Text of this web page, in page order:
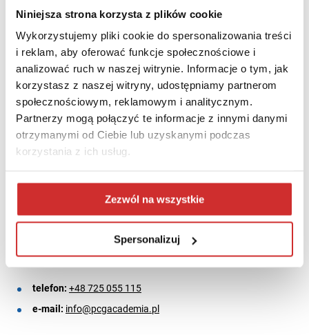
Niniejsza strona korzysta z plików cookie
Wykorzystujemy pliki cookie do spersonalizowania treści
i reklam, aby oferować funkcje społecznościowe i
analizować ruch w naszej witrynie. Informacje o tym, jak
korzystasz z naszej witryny, udostępniamy partnerom
społecznościowym, reklamowym i analitycznym.
Partnerzy mogą połączyć te informacje z innymi danymi
otrzymanymi od Ciebie lub uzyskanymi podczas
korzystania z ich usług.
Zezwól na wszystkie
Spersonalizuj
informacje o przypisanych zadaniach onboardingu, szkoleniach
BHP czy środkach trwałych pracownika. Dzięki systemowi
uprawnień pracownik widzi tylko te dane, które powinien, czyli
własne.
Poprzez portal pracownik może także składać różnego rodzaju
wnioski, np. zgłoszenie zmiany adresu czy rachunku bankowego
do kadr lub wnioski urlopowe. Pracownik ma cały czas wgląd do
obiegu wniosku i informacji, na jakim jest etapie.
jak prosta jest obsługa Portalu Pracownika iWEBCON BPS!
Serdecznie zapraszamy na spotkanie w zakresie omawianych
rozwiązań!
Dane kontaktowe:
telefon: +48 725 055 115
e-mail: info@pcgacademia.pl